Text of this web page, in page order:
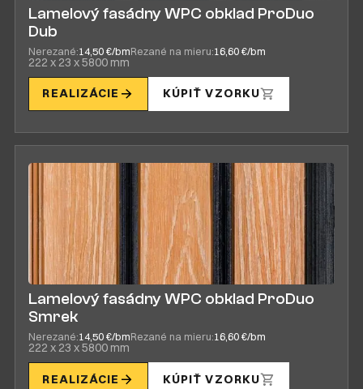
Lamelový fasádny WPC obklad ProDuo
Dub
Nerezané:14,50 €/bmRezané na mieru:16,60 €/bm
222 x 23 x 5800 mm
REALIZÁCIE KÚPIŤ VZORKU
Lamelový fasádny WPC obklad ProDuo
Smrek
Nerezané:14,50 €/bmRezané na mieru:16,60 €/bm
222 x 23 x 5800 mm
REALIZÁCIE KÚPIŤ VZORKU